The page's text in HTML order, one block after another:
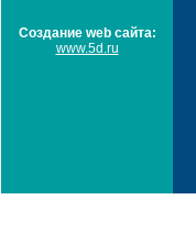
Создание web сайта:
www.5d.ru